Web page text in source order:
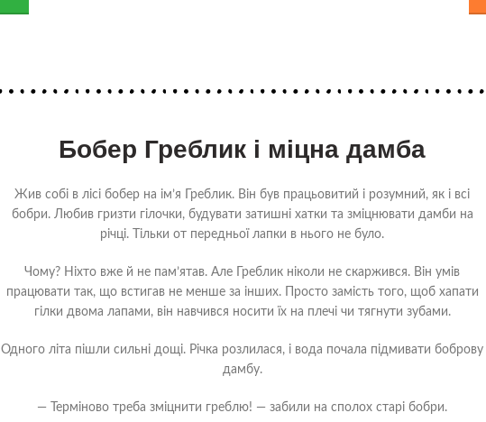
Бобер Греблик і міцна дамба
Жив собі в лісі бобер на ім’я Греблик. Він був працьовитий і розумний, як і всі
бобри. Любив гризти гілочки, будувати затишні хатки та зміцнювати дамби на
річці. Тільки от передньої лапки в нього не було.
Чому? Ніхто вже й не пам’ятав. Але Греблик ніколи не скаржився. Він умів
працювати так, що встигав не менше за інших. Просто замість того, щоб хапати
гілки двома лапами, він навчився носити їх на плечі чи тягнути зубами.
Одного літа пішли сильні дощі. Річка розлилася, і вода почала підмивати боброву
дамбу.
— Терміново треба зміцнити греблю! — забили на сполох старі бобри.